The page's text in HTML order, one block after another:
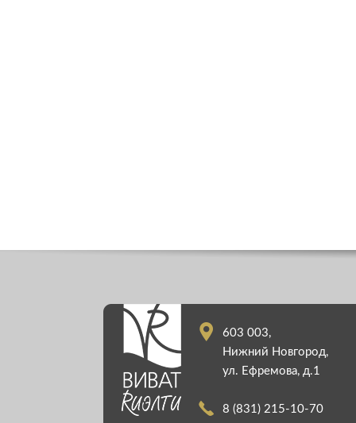
603 003,
Нижний Новгород,
ул. Ефремова, д.1
8 (831) 215-10-70